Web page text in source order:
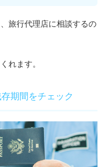
旅行代理店に相談するの
れます。
期間をチェック